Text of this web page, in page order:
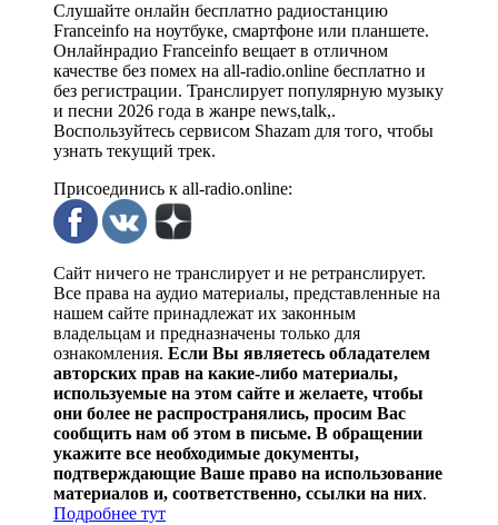
Слушайте онлайн бесплатно радиостанцию
Franceinfo на ноутбуке, смартфоне или планшете.
Онлайнрадио Franceinfo вещает в отличном
качестве без помех на all-radio.online бесплатно и
без регистрации. Транслирует популярную музыку
и песни 2026 года в жанре news,talk,.
Воспользуйтесь сервисом Shazam для того, чтобы
узнать текущий трек.
Присоединись к all-radio.online:
Сайт ничего не транслирует и не ретранслирует.
Все права на аудио материалы, представленные на
нашем сайте принадлежат их законным
владельцам и предназначены только для
ознакомления. Если Вы являетесь обладателем
авторских прав на какие-либо материалы,
используемые на этом сайте и желаете, чтобы
они более не распространялись, просим Вас
сообщить нам об этом в письме. В обращении
укажите все необходимые документы,
подтверждающие Ваше право на использование
материалов и, соответственно, ссылки на них.
Подробнее тут